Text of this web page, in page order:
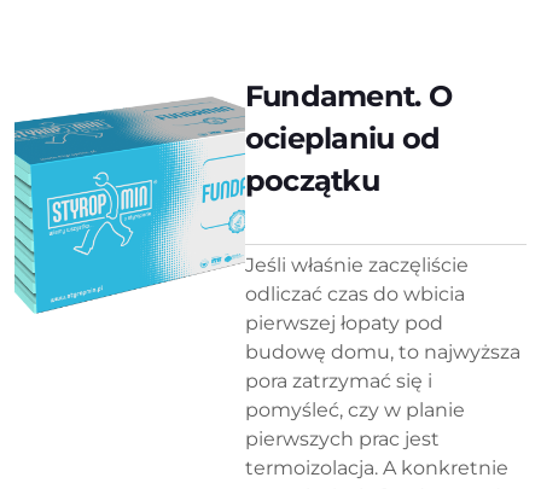
Fundament. O
ocieplaniu od
początku
Jeśli właśnie zaczęliście
odliczać czas do wbicia
pierwszej łopaty pod
budowę domu, to najwyższa
pora zatrzymać się i
pomyśleć, czy w planie
pierwszych prac jest
termoizolacja. A konkretnie